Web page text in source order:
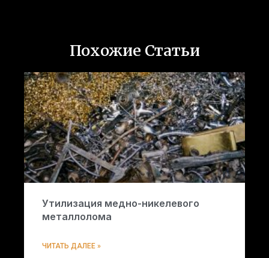
Похожие Статьи
Утилизация медно-никелевого
металлолома
ЧИТАТЬ ДАЛЕЕ »